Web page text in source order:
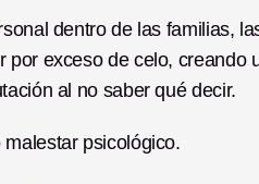
dentro de las familias,
por exceso de celo, creando
al no saber qué decir.
psicológico.